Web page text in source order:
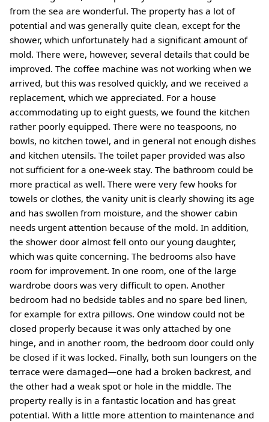
from the sea are wonderful. The property has a lot of
potential and was generally quite clean, except for the
shower, which unfortunately had a significant amount of
mold. There were, however, several details that could be
improved. The coffee machine was not working when we
arrived, but this was resolved quickly, and we received a
replacement, which we appreciated. For a house
accommodating up to eight guests, we found the kitchen
rather poorly equipped. There were no teaspoons, no
bowls, no kitchen towel, and in general not enough dishes
and kitchen utensils. The toilet paper provided was also
not sufficient for a one-week stay. The bathroom could be
more practical as well. There were very few hooks for
towels or clothes, the vanity unit is clearly showing its age
and has swollen from moisture, and the shower cabin
needs urgent attention because of the mold. In addition,
the shower door almost fell onto our young daughter,
which was quite concerning. The bedrooms also have
room for improvement. In one room, one of the large
wardrobe doors was very difficult to open. Another
bedroom had no bedside tables and no spare bed linen,
for example for extra pillows. One window could not be
closed properly because it was only attached by one
hinge, and in another room, the bedroom door could only
be closed if it was locked. Finally, both sun loungers on the
terrace were damaged—one had a broken backrest, and
the other had a weak spot or hole in the middle. The
property really is in a fantastic location and has great
potential. With a little more attention to maintenance and